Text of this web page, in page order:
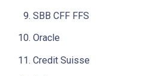
SBB CFF FFS
Oracle
Credit Suisse